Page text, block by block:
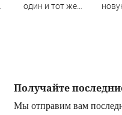
один и тот же
Получайте
Мы отправим вам